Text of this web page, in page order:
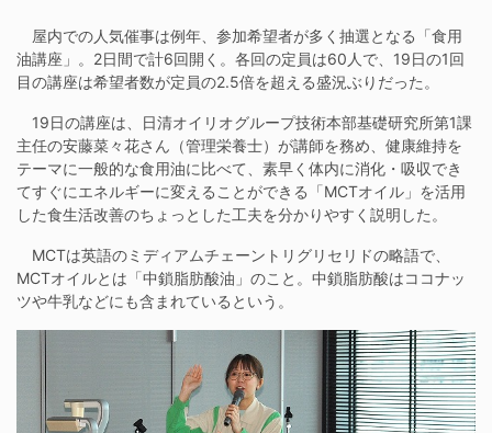
屋内での人気催事は例年、参加希望者が多く抽選となる「食用
油講座」。2日間で計6回開く。各回の定員は60人で、19日の1回
目の講座は希望者数が定員の2.5倍を超える盛況ぶりだった。
19日の講座は、日清オイリオグループ技術本部基礎研究所第1課
主任の安藤菜々花さん（管理栄養士）が講師を務め、健康維持を
テーマに一般的な食用油に比べて、素早く体内に消化・吸収でき
てすぐにエネルギーに変えることができる「MCTオイル」を活用
した食生活改善のちょっとした工夫を分かりやすく説明した。
MCTは英語のミディアムチェーントリグリセリドの略語で、
MCTオイルとは「中鎖脂肪酸油」のこと。中鎖脂肪酸はココナッ
ツや牛乳などにも含まれているという。